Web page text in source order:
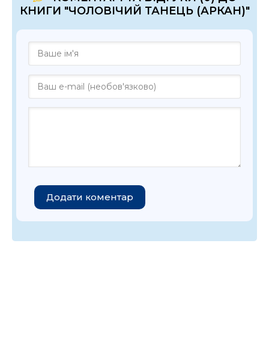
КНИГИ "ЧОЛОВІЧИЙ ТАНЕЦЬ (АРКАН)"
Додати коментар